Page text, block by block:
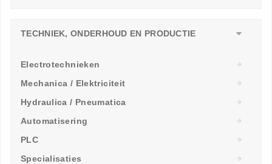
TECHNIEK, ONDERHOUD EN PRODUCTIE
Electrotechnieken
Mechanica / Elektriciteit
Hydraulica / Pneumatica
Automatisering
PLC
Specialisaties